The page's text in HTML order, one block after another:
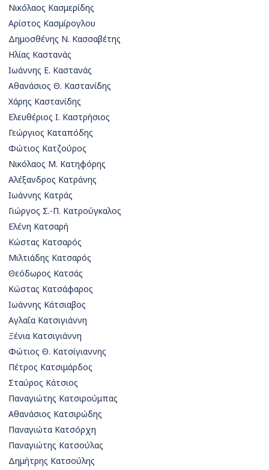
Νικόλαος Κασμερίδης
Αρίστος Κασμίρογλου
Δημοσθένης Ν. Κασσαβέτης
Ηλίας Καστανάς
Ιωάννης Ε. Καστανάς
Αθανάσιος Θ. Καστανίδης
Χάρης Καστανίδης
Ελευθέριος Ι. Καστρήσιος
Γεώργιος Καταπόδης
Φώτιος Κατζούρος
Νικόλαος Μ. Κατηφόρης
Αλέξανδρος Κατράνης
Ιωάννης Κατράς
Γιώργος Σ.-Π. Κατρούγκαλος
Ελένη Κατσαρή
Κώστας Κατσαρός
Μιλτιάδης Κατσαρός
Θεόδωρος Κατσάς
Κώστας Κατσάφαρος
Ιωάννης Κάτσιαβος
Αγλαΐα Κατσιγιάννη
Ξένια Κατσιγιάννη
Φώτιος Θ. Κατσίγιαννης
Πέτρος Κατσιμάρδος
Σταύρος Κάτσιος
Παναγιώτης Κατσιρούμπας
Αθανάσιος Κατσιρώδης
Παναγιώτα Κατσόρχη
Παναγιώτης Κατσούλας
Δημήτρης Κατσούλης